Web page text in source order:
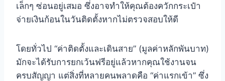
เล็กๆ ซ่อนอยู่เสมอ ซึ่งอาจทำให้คุณต้องควักกระเป๋า
จ่ายเงินก้อนในวันติดตั้งหากไม่ตรวจสอบให้ดี
โดยทั่วไป “ค่าติดตั้งและเดินสาย” (มูลค่าหลักพันบาท)
มักจะได้รับการยกเว้นฟรีอยู่แล้วหากคุณใช้งานจน
ครบสัญญา แต่สิ่งที่หลายคนพลาดคือ “ค่าแรกเข้า” ซึ่ง